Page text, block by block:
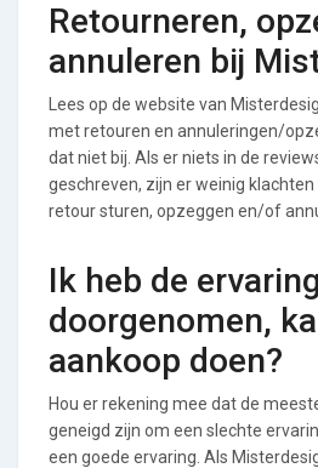
Retourneren,
annuleren bij
Lees op de website van
met retouren en annuleringen/
dat niet bij. Als er niets in de
geschreven, zijn er weinig
retour sturen, opzeggen en/of
Ik heb de
doorgenomen,
aankoop doen?
Hou er rekening mee dat de
geneigd zijn om een slechte
een goede ervaring. Als